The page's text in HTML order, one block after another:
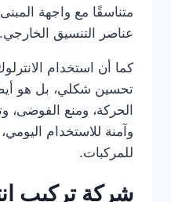
متناسقًا مع واجهة
عناصر التنسيق الخارجي.
كما أن استخدام
تحسين شكلي، بل هو
الحركة، ومنع الفوضى،
وآمنة للاستخدام
للمركبات.
شركة تركيب